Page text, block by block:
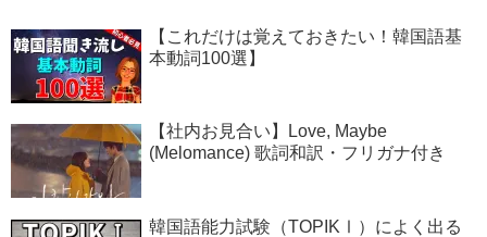
【これだけは覚えておきたい！韓国語基
本動詞100選】
【社内お見合い】Love, Maybe
(Melomance) 歌詞和訳・フリガナ付き
韓国語能力試験（TOPIKⅠ）によく出る